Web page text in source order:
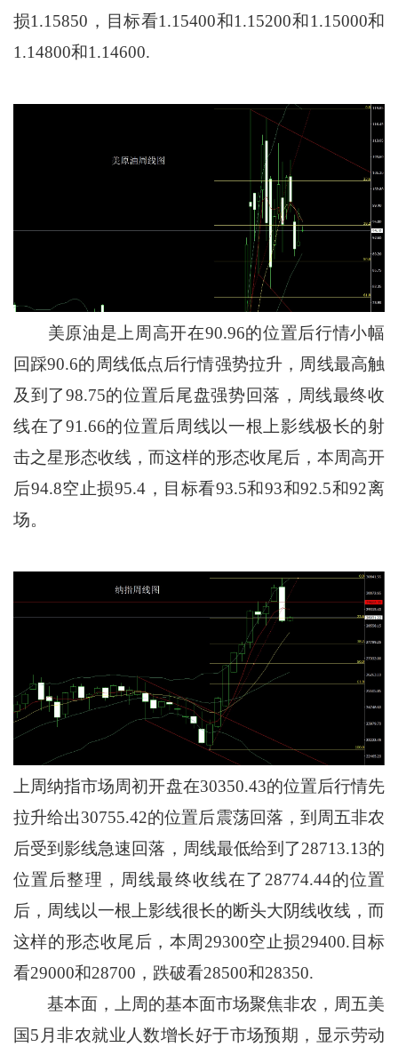
损1.15850，目标看1.15400和1.15200和1.15000和
1.14800和1.14600.
美原油是上周高开在90.96的位置后行情小幅
回踩90.6的周线低点后行情强势拉升，周线最高触
及到了98.75的位置后尾盘强势回落，周线最终收
线在了91.66的位置后周线以一根上影线极长的射
击之星形态收线，而这样的形态收尾后，本周高开
后94.8空止损95.4，目标看93.5和93和92.5和92离
场。
上周纳指市场周初开盘在30350.43的位置后行情先
拉升给出30755.42的位置后震荡回落，到周五非农
后受到影线急速回落，周线最低给到了28713.13的
位置后整理，周线最终收线在了28774.44的位置
后，周线以一根上影线很长的断头大阴线收线，而
这样的形态收尾后，本周29300空止损29400.目标
看29000和28700，跌破看28500和28350.
基本面，上周的基本面市场聚焦非农，周五美
国5月非农就业人数增长好于市场预期，显示劳动